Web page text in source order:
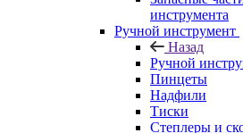
инструмента
Ручной инструмент
Назад
Ручной
Пинцеты
Надфили
Тиски
Степлеры и